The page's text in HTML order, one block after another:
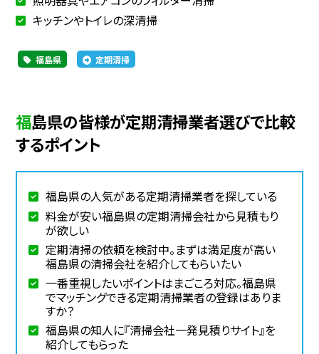
キッチンやトイレの深清掃
福島県 定期清掃
福島県の皆様が定期清掃業者選びで比較
するポイント
福島県の人気がある定期清掃業者を探している
料金が安い福島県の定期清掃会社から見積もり
が欲しい
定期清掃の依頼を検討中。まずは満足度が高い
福島県の清掃会社を紹介してもらいたい
一番重視したいポイントはまごころ対応。福島県
でマッチングできる定期清掃業者の登録はありま
すか？
福島県の知人に『清掃会社一発見積りサイト』を
紹介してもらった